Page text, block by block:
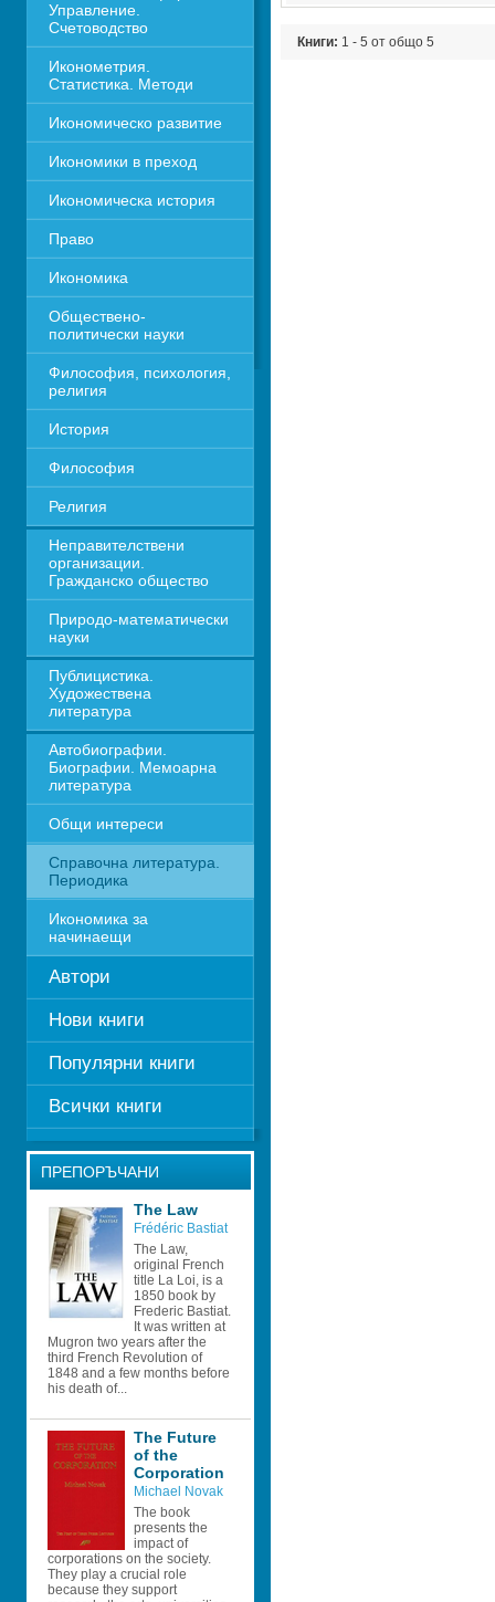
Управление.
Счетоводство
Иконометрия.
Статистика. Методи
Икономическо развитие
Икономики в преход
Икономическа история
Право
Икономика
Обществено-
политически науки
Философия, психология,
религия
История
Философия
Религия
Неправителствени
организации.
Гражданско общество
Природо-математически
науки
Публицистика.
Художествена
литература
Автобиографии.
Биографии. Мемоарна
литература
Общи интереси
Справочна литература.
Периодика
Икономика за
начинаещи
Автори
Нови книги
Популярни книги
Всички книги
ПРЕПОРЪЧАНИ
The Law
Frédéric Bastiat
The Law,
original French
title La Loi, is a
1850 book by
Frederic Bastiat.
It was written at
Mugron two years after the
third French Revolution of
1848 and a few months before
his death of...
The Future
of the
Corporation
Michael Novak
The book
presents the
impact of
corporations on the society.
They play a crucial role
because they support
Книги: 1 - 5 от общо 5